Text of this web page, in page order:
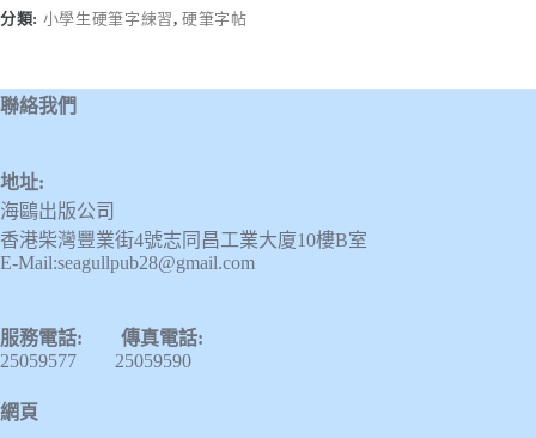
字
(三
年
學
期)
數
量
分類: 小學生硬筆字練習,硬筆字帖
聯絡我們
地址:
海鷗出版公司
香港柴灣豐業街4號志同昌工業大廈10樓B室
E-Mail:seagullpub28@gmail.com
服務電話: 傳真電話:
25059577 25059590
網頁